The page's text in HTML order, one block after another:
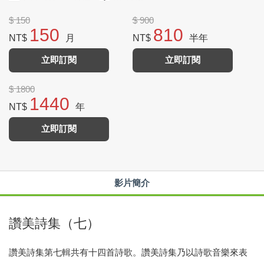
$ 150
NT$ 150 月
立即訂閱
$ 900
NT$ 810 半年
立即訂閱
$ 1800
NT$ 1440 年
立即訂閱
影片簡介
讚美詩集（七）
讚美詩集第七輯共有十四首詩歌。讚美詩集乃以詩歌音樂來表